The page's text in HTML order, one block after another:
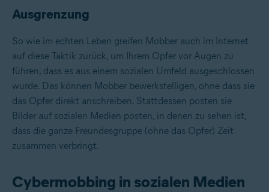
Ausgrenzung
So wie im echten Leben greifen Mobber auch im Internet
auf diese Taktik zurück, um Ihrem Opfer vor Augen zu
führen, dass es aus einem sozialen Umfeld ausgeschlossen
wurde. Das können Mobber bewerkstelligen, ohne dass sie
das Opfer direkt anschreiben. Stattdessen posten sie
Bilder auf sozialen Medien posten, in denen zu sehen ist,
dass die ganze Freundesgruppe (ohne das Opfer) Zeit
zusammen verbringt.
Cybermobbing in sozialen Medien